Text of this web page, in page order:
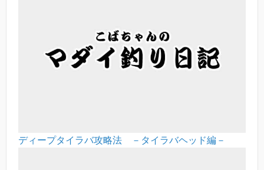
ディープタイラバ攻略法 －タイラバヘッド編－